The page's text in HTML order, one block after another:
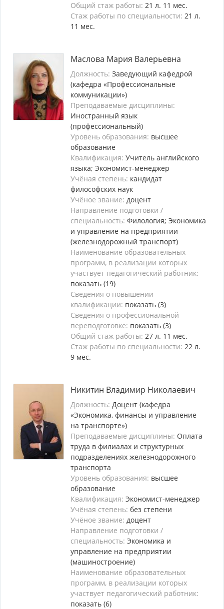
Общий стаж работы: 21 л. 11 мес.
Стаж работы по специальности: 21 л.
11 мес.
Маслова Мария Валерьевна
Должность: Заведующий кафедрой
(кафедра «Профессиональные
коммуникации»)
Преподаваемые дисциплины:
Иностранный язык
(профессиональный)
Уровень образования: высшее
образование
Квалификация: Учитель английского
языка; Экономист-менеджер
Учёная степень: кандидат
философских наук
Учёное звание: доцент
Направление подготовки /
специальность: Филология; Экономика
и управление на предприятии
(железнодорожный транспорт)
Наименование образовательных
программ, в реализации которых
участвует педагогический работник:
показать (19)
Сведения о повышении
квалификации: показать (3)
Сведения о профессиональной
переподготовке: показать (3)
Общий стаж работы: 27 л. 11 мес.
Стаж работы по специальности: 22 л.
9 мес.
Никитин Владимир Николаевич
Должность: Доцент (кафедра
«Экономика, финансы и управление
на транспорте»)
Преподаваемые дисциплины: Оплата
труда в филиалах и структурных
подразделениях железнодорожного
транспорта
Уровень образования: высшее
образование
Квалификация: Экономист-менеджер
Учёная степень: без степени
Учёное звание: доцент
Направление подготовки /
специальность: Экономика и
управление на предприятии
(машиностроение)
Наименование образовательных
программ, в реализации которых
участвует педагогический работник:
показать (6)